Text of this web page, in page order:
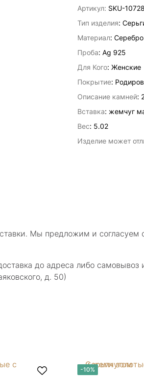
Артикул: SKU-
Тип изделия:
Материал: Серебро
Проба: Ag 925
Для Кого: Женские
Покрытие:
Описание камней:
Вставка: жемчуг
Вес: 5.02
Изделие может
Мы предложим и
до адреса либо самовывоз
д. 50)
-10%